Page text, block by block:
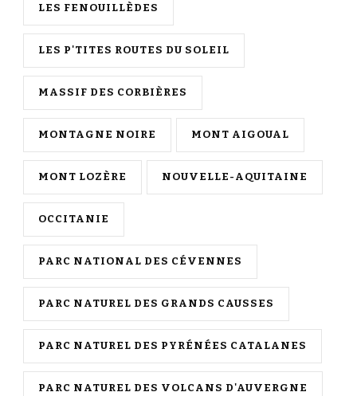
LES FENOUILLÈDES
LES P'TITES ROUTES DU SOLEIL
MASSIF DES CORBIÈRES
MONTAGNE NOIRE MONT AIGOUAL
MONT LOZÈRE NOUVELLE-AQUITAINE
OCCITANIE
PARC NATIONAL DES CÉVENNES
PARC NATUREL DES GRANDS CAUSSES
PARC NATUREL DES PYRÉNÉES CATALANES
PARC NATUREL DES VOLCANS D'AUVERGNE